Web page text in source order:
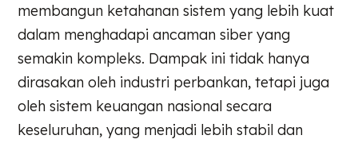
membangun ketahanan sistem yang lebih kuat
dalam menghadapi ancaman siber yang
semakin kompleks. Dampak ini tidak hanya
dirasakan oleh industri perbankan, tetapi juga
oleh sistem keuangan nasional secara
keseluruhan, yang menjadi lebih stabil dan